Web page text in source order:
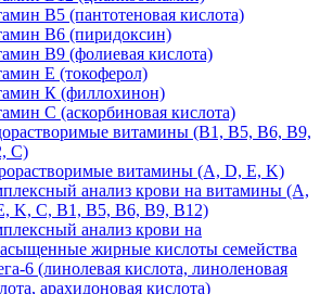
В5 (пантотеновая кислота)
В6 (пиридоксин)
В9 (фолиевая кислота)
Е (токоферол)
К (филлохинон)
С (аскорбиновая кислота)
витамины (B1, B5, B6, В9,
С)
витамины (A, D, E, K)
анализ крови на витамины (A,
K, C, B1, B5, B6, В9, B12)
анализ крови на
жирные кислоты семейства
6 (линолевая кислота, линоленовая
арахидоновая кислота)